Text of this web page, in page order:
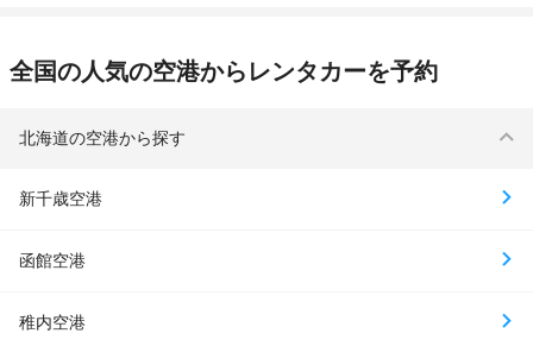
全国の人気の空港からレンタカーを予約
北海道の空港から探す
新千歳空港
函館空港
稚内空港